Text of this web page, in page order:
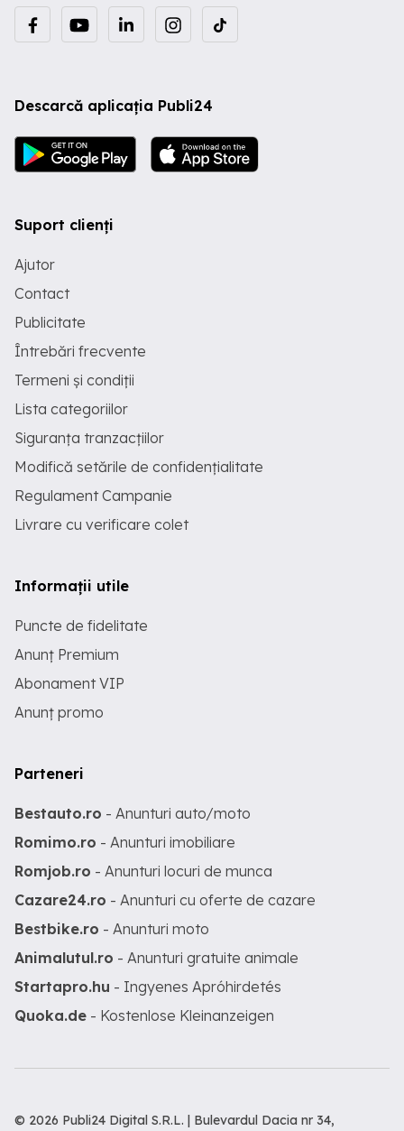
Descarcă aplicația Publi24
Suport clienți
Ajutor
Contact
Publicitate
Întrebări frecvente
Termeni și condiții
Lista categoriilor
Siguranța tranzacțiilor
Modifică setările de confidențialitate
Regulament Campanie
Livrare cu verificare colet
Informații utile
Puncte de fidelitate
Anunț Premium
Abonament VIP
Anunț promo
Parteneri
Bestauto.ro - Anunturi auto/moto
Romimo.ro - Anunturi imobiliare
Romjob.ro - Anunturi locuri de munca
Cazare24.ro - Anunturi cu oferte de cazare
Bestbike.ro - Anunturi moto
Animalutul.ro - Anunturi gratuite animale
Startapro.hu - Ingyenes Apróhirdetés
Quoka.de - Kostenlose Kleinanzeigen
© 2026 Publi24 Digital S.R.L. | Bulevardul Dacia nr 34,